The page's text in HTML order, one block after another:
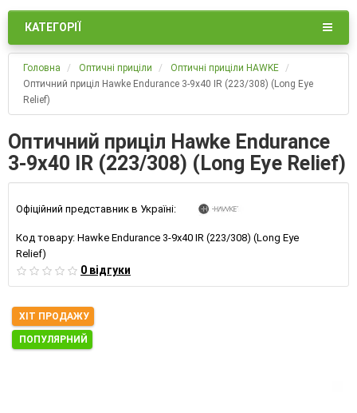
КАТЕГОРІЇ
Головна Оптичні приціли
Оптичні приціли HAWKE
Оптичний приціл Hawke Endurance 3-9х40 IR (223/308) (Long Eye
Relief)
Оптичний приціл Hawke Endurance
3-9х40 IR (223/308) (Long Eye Relief)
Офіційний представник в Україні:
Код товару: Hawke Endurance 3-9х40 IR (223/308) (Long Eye
Relief)
0 відгуки
ХІТ ПРОДАЖУ
ПОПУЛЯРНИЙ